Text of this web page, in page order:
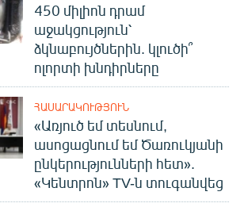
450 միլիոն դրամ
աջակցություն՝
ձկնաբույծներին. կլուծի՞
ոլորտի խնդիրները
ՀԱՍԱՐԱԿՈՒԹՅՈՒՆ
«Առյուծ եմ տեսնում,
ասոցացնում եմ Ծառուկյանի
ընկերությունների հետ».
«Կենտրոն» TV-ն տուգանվեց